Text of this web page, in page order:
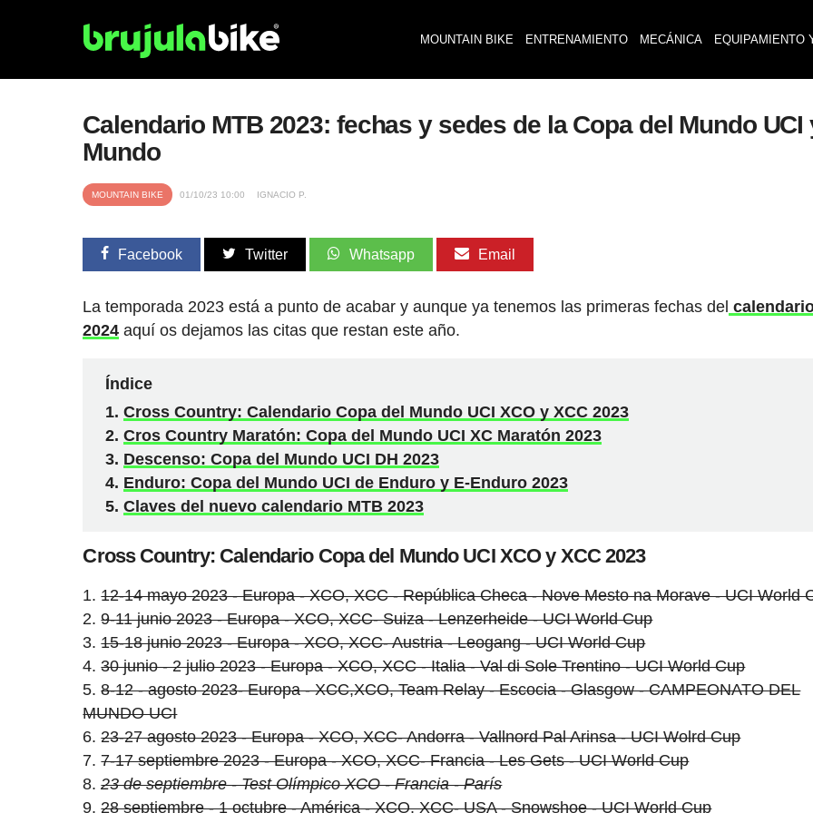
MOUNTAIN BIKE ENTRENAMIENTO MECÁNICA EQUIPAMIENTO
Calendario MTB 2023: fechas y sedes de la Copa del Mundo
Mundo
MOUNTAIN BIKE 01/10/23 10:00 IGNACIO P.
Facebook Twitter Whatsapp Email
La temporada 2023 está a punto de acabar y aunque ya tenemos las primeras fechas del
2024 aquí os dejamos las citas que restan este año.
Índice
Cross Country: Calendario Copa del Mundo UCI XCO y XCC 2023
Cros Country Maratón: Copa del Mundo UCI XC Maratón 2023
Descenso: Copa del Mundo UCI DH 2023
Enduro: Copa del Mundo UCI de Enduro y E-Enduro 2023
Claves del nuevo calendario MTB 2023
Cross Country: Calendario Copa del Mundo UCI XCO y XCC 2023
12-14 mayo 2023 - Europa - XCO, XCC - República Checa - Nove Mesto na Morave - UCI World
9-11 junio 2023 - Europa - XCO, XCC- Suiza - Lenzerheide - UCI World Cup
15-18 junio 2023 - Europa - XCO, XCC- Austria - Leogang - UCI World Cup
30 junio - 2 julio 2023 - Europa - XCO, XCC - Italia - Val di Sole Trentino - UCI World Cup
8-12 - agosto 2023- Europa - XCC,XCO, Team Relay - Escocia - Glasgow - CAMPEONATO DEL
MUNDO UCI
23-27 agosto 2023 - Europa - XCO, XCC- Andorra - Vallnord Pal Arinsa - UCI Wolrd Cup
7-17 septiembre 2023 - Europa - XCO, XCC- Francia - Les Gets - UCI World Cup
23 de septiembre - Test Olímpico XCO - Francia - París
28 septiembre - 1 octubre - América - XCO, XCC- USA - Snowshoe - UCI World Cup